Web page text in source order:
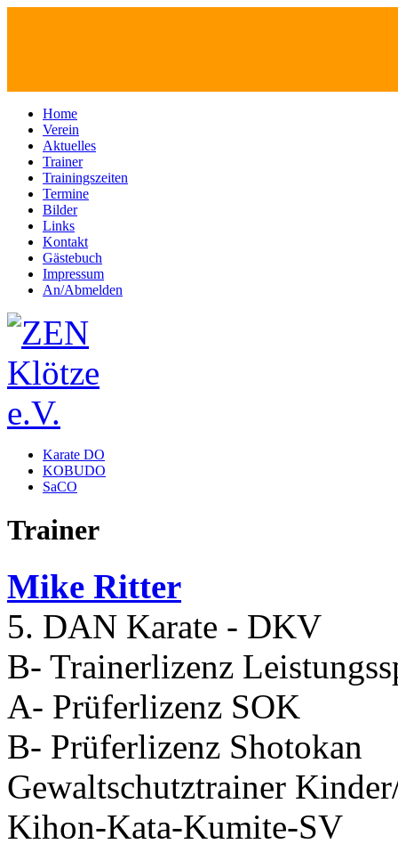
Home
Verein
Aktuelles
Trainer
Trainingszeiten
Termine
Bilder
Links
Kontakt
Gästebuch
Impressum
An/Abmelden
Karate DO
KOBUDO
SaCO
Trainer
Mike Ritter
5. DAN Karate - DKV
B- Trainerlizenz
A- Prüferlizenz SOK
B- Prüferlizenz Shotokan
Gewaltschutztrainer
Kihon-Kata-Kumite-SV